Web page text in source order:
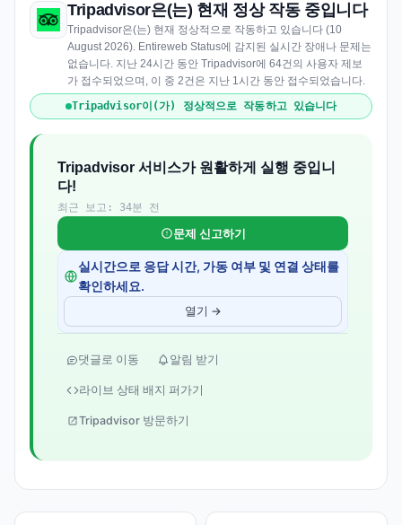
Tripadvisor은(는) 현재 정상 작동 중입니다
Tripadvisor은(는) 현재 정상적으로 작동하고 있습니다 (10
August 2026). Entireweb Status에 감지된 실시간 장애나 문제는
없습니다. 지난 24시간 동안 Tripadvisor에 64건의 사용자 제보
가 접수되었으며, 이 중 2건은 지난 1시간 동안 접수되었습니다.
Tripadvisor이(가) 정상적으로 작동하고 있습니다
Tripadvisor 서비스가 원활하게 실행 중입니
다!
최근 보고: 34분 전
문제 신고하기
실시간으로 응답 시간, 가동 여부 및 연결 상태를
확인하세요.
열기 →
댓글로 이동 알림 받기
라이브 상태 배지 퍼가기
Tripadvisor 방문하기